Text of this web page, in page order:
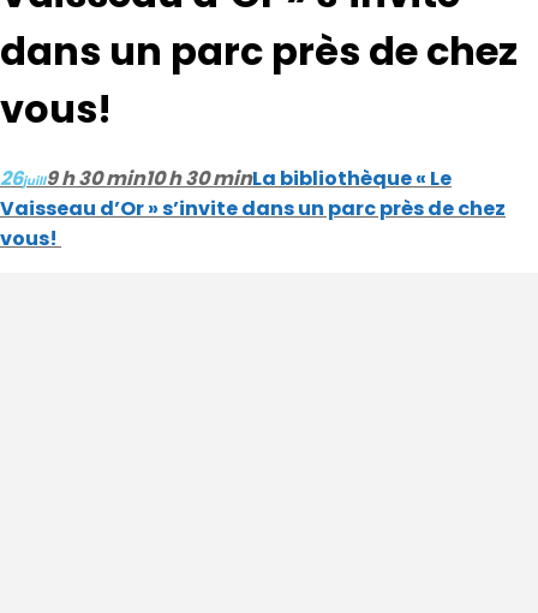
dans un parc près de chez
vous!
26juill9 h 30 min10 h 30 minLa bibliothèque « Le
Vaisseau d’Or » s’invite dans un parc près de chez
vous!